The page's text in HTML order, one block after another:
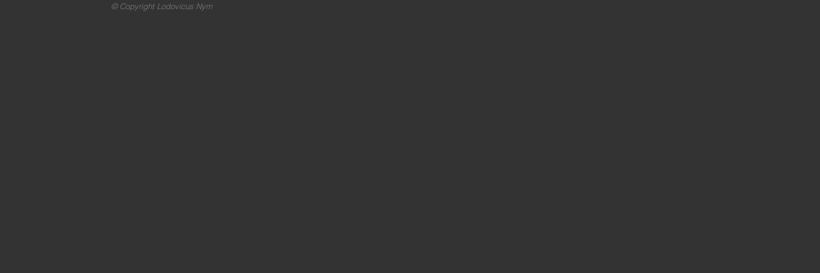
© Copyright Lodovicus Nym